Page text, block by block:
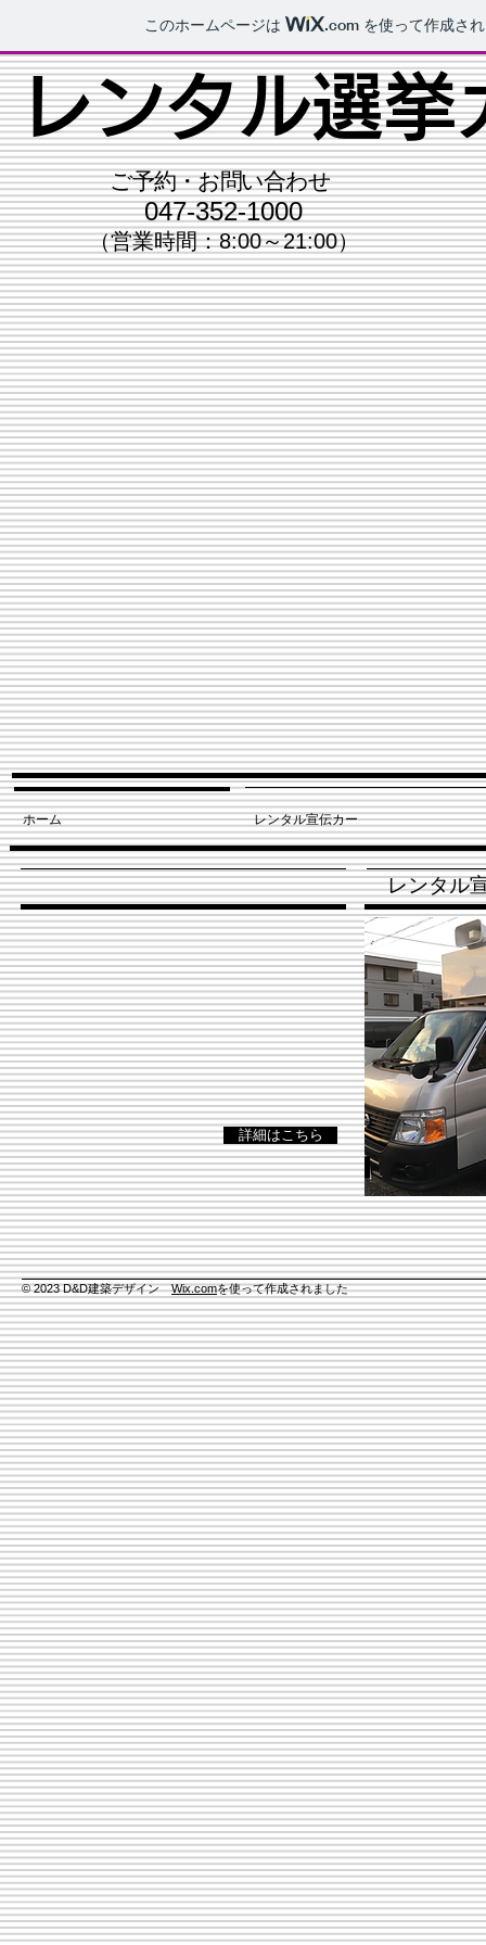
このホームページは .com を使って作成さ
レンタル​選挙
ご予約・お問い合わせ
047-352-1000
（営業時間：8:00～21:00）
ホーム レンタル宣伝カー
レンタル
詳細はこちら
© 2023 D&D建築デザインWix.comを使って作成されました